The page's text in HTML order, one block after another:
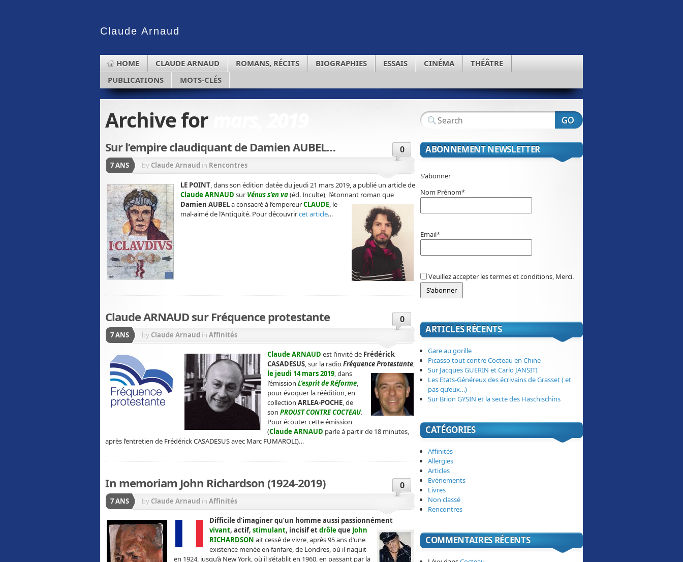
Claude Arnaud
HOME CLAUDE ARNAUD ROMANS, RÉCITS BIOGRAPHIES ESSAIS CINÉMA
THÉÂTRE
PUBLICATIONS
MOTS-CLÉS
Archive for
Sur l’empire claudiquant de Damien AUBEL… 0
7 ANS by Claude Arnaud in Rencontres
LE POINT , dans son édition datée du jeudi 21 mars 2019, a publié un article de
Claude ARNAUD sur Vénus s’en va(éd. Inculte), l’étonnant roman que
Damien AUBELa consacré à l’empereurCLAUDE , le
mal-aimé de l’Antiquité. Pour découvrircet article…
Claude ARNAUD sur Fréquence protestante 0
7 ANS by Claude Arnaud in Affinités
Claude ARNAUD est l’invité de Frédérick
CASADESUS, sur la radioFréquence Protestante,
le jeudi 14 mars 2019, dans
l’émission L’esprit de Réforme,
pour évoquer la réédition, en
collection ARLEA-POCHE, de
son PROUST CONTRE COCTEAU.
Pour écoutercette émission
(Claude ARNAUD parle à partir de 18 minutes,
après l’entretien de Frédérick CASADESUS avec Marc FUMAROLI)…
In memoriam John Richardson (1924-2019) 0
7 ANS by Claude Arnaud in Affinités
Difficile d’imaginer qu’un homme aussi passionnément
vivant, actif, stimulant, incisif etdrôleque John
RICHARDSON ait cessé de vivre, après 95 ans d’une
existence menée en fanfare, de Londres, où il naquit
en 1924, jusqu’à New York, où il s’établit en 1960, en passant par la
ABONNEMENT NEWSLETTER
S'abonner
Nom Prénom*
Email*
Veuillez accepter les termes et conditions, Merci.
ARTICLES RÉCENTS
Gare au gorille
Picasso tout contre Cocteau en Chine
Sur Jacques GUERIN et Carlo JANSITI
Les Etats-Généreux des écrivains de Grasset ( et
pas qu’eux…)
Sur Brion GYSIN et la secte des Haschischins
CATÉGORIES
Affinités
Allergies
Articles
Evénements
Livres
Non classé
Rencontres
COMMENTAIRES RÉCENTS